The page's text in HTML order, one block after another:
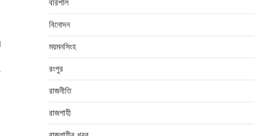
বরিশাল
বিনোদন
ময়মনসিংহ
রংপুর
রাজনীতি
রাজশাহী